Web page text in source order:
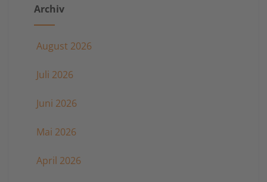
Beiträge
Archiv
August 2026
Juli 2026
Juni 2026
Mai 2026
April 2026